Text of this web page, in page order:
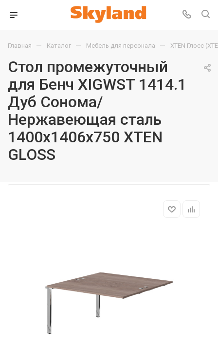
Главная — Каталог — Мебель для персонала — XTEN Глосс
Стол промежуточный
для Бенч XIGWST 1414.1
Дуб Сонома/
Нержавеющая сталь
1400х1406х750 XTEN
GLOSS